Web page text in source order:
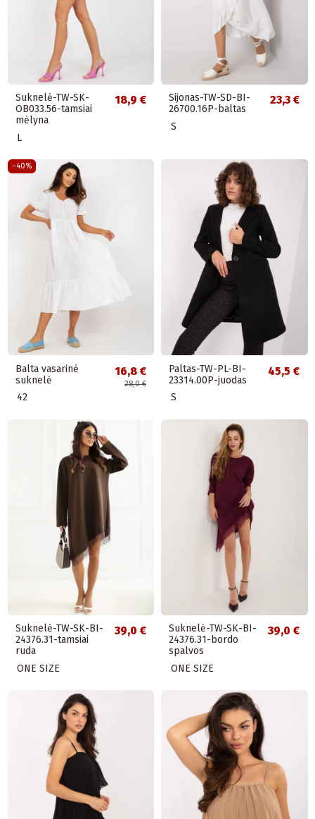
Suknelė-TW-SK-
OB033.56-tamsiai
mėlyna
18,9 €
L
Sijonas-TW-SD-BI-
26700.16P-baltas
23,3 €
S
−40%
Balta vasarinė
suknelė
16,8 €
28,0 €
42
Paltas-TW-PL-BI-
23314.00P-juodas
45,5 €
S
Suknelė-TW-SK-BI-
24376.31-tamsiai
ruda
39,0 €
ONE SIZE
Suknelė-TW-SK-BI-
24376.31-bordo
spalvos
39,0 €
ONE SIZE